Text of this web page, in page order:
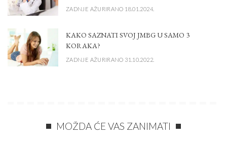
ZADNJE AŽURIRANO 18.01.2024.
KAKO SAZNATI SVOJ JMBG U SAMO 3
KORAKA?
ZADNJE AŽURIRANO 31.10.2022.
MOŽDA ĆE VAS ZANIMATI